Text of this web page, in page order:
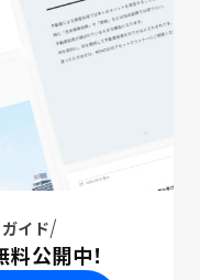
イド
公開中！